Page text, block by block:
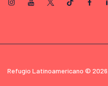
Refugio Latinoamericano ©